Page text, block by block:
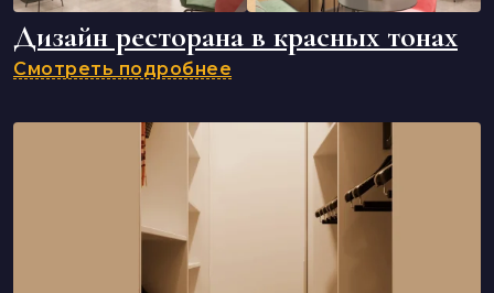
Дизайн ресторана в красных тонах
Смотреть подробнее